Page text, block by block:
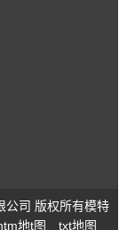
公司 版权所有模特
地t图 txt地图